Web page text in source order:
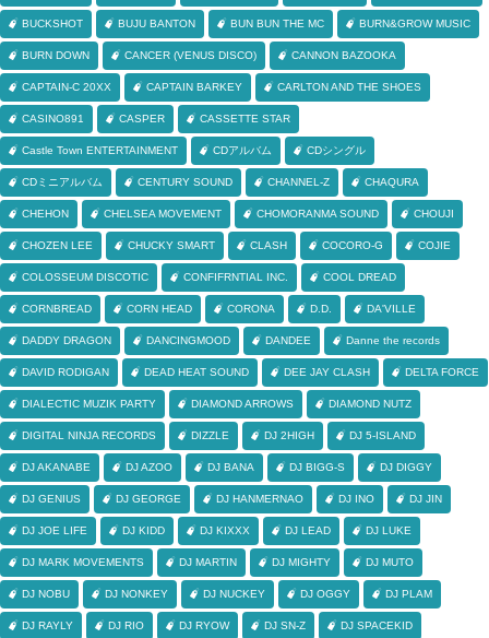
BUCKSHOT BUJU BANTON BUN BUN THE MC BURN&GROW MUSIC
BURN DOWN CANCER (VENUS DISCO) CANNON BAZOOKA
CAPTAIN-C 20XX CAPTAIN BARKEY CARLTON AND THE SHOES
CASINO891 CASPER CASSETTE STAR
Castle Town ENTERTAINMENT CDアルバム CDシングル
CDミニアルバム CENTURY SOUND CHANNEL-Z CHAQURA
CHEHON CHELSEA MOVEMENT CHOMORANMA SOUND CHOUJI
CHOZEN LEE CHUCKY SMART CLASH COCORO-G COJIE
COLOSSEUM DISCOTIC CONFIFRNTIAL INC. COOL DREAD
CORNBREAD CORN HEAD CORONA D.D. DA'VILLE
DADDY DRAGON DANCINGMOOD DANDEE Danne the records
DAVID RODIGAN DEAD HEAT SOUND DEE JAY CLASH DELTA FORCE
DIALECTIC MUZIK PARTY DIAMOND ARROWS DIAMOND NUTZ
DIGITAL NINJA RECORDS DIZZLE DJ 2HIGH DJ 5-ISLAND
DJ AKANABE DJ AZOO DJ BANA DJ BIGG-S DJ DIGGY
DJ GENIUS DJ GEORGE DJ HANMERNAO DJ INO DJ JIN
DJ JOE LIFE DJ KIDD DJ KIXXX DJ LEAD DJ LUKE
DJ MARK MOVEMENTS DJ MARTIN DJ MIGHTY DJ MUTO
DJ NOBU DJ NONKEY DJ NUCKEY DJ OGGY DJ PLAM
DJ RAYLY DJ RIO DJ RYOW DJ SN-Z DJ SPACEKID